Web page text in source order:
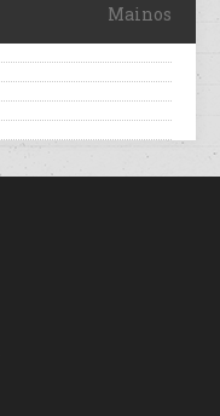
Mainos